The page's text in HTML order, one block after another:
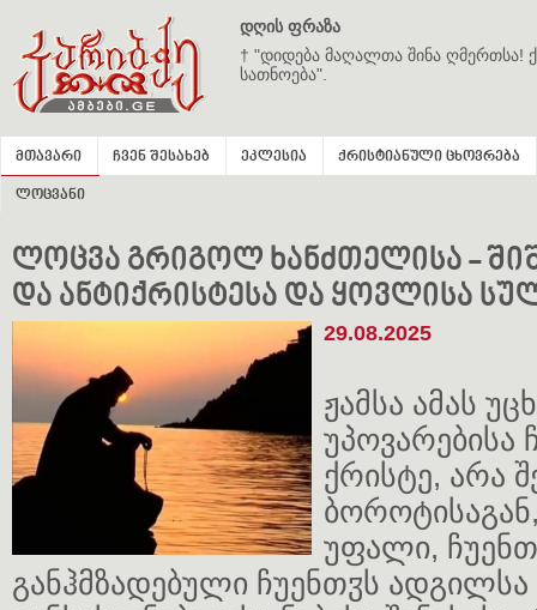
დღის ფრაზა
† "დიდება მაღალთა შინა ღმერთსა!
სათნოება".
მთავარი ჩვენ შესახებ ეკლესია ქრისტიანული ცხოვრება
ლოცვანი
ლოცვა გრიგოლ ხანძთელისა -
და ანტიქრისტესა და ყოვლისა
29.08.2025
ჟამსა ამას
უპოვარებისა
ქრისტე, არა
უფალი,
განჰმზადებული ჩუენთჳს